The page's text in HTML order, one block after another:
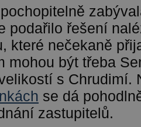
podařilo řešení
které nečekaně
mohou být třeba
s Chrudimí.
se dá
zastupitelů.